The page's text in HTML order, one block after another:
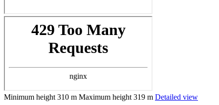
Minimum height 310 m Maximum height 319 m Detailed view